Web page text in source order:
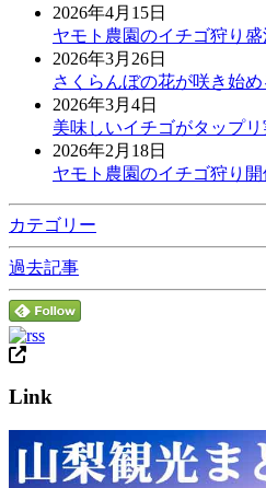
2026年4月15日
ヤモト農園のイチゴ狩り
2026年3月26日
さくらんぼの花が咲き始め
2026年3月4日
美味しいイチゴがタップ
2026年2月18日
ヤモト農園のイチゴ狩り開
カテゴリー
過去記事
Link